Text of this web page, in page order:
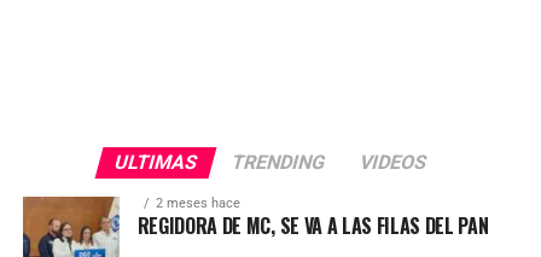
ULTIMAS TRENDING VIDEOS
2 meses hace
REGIDORA DE MC, SE VA A LAS FILAS DEL PAN